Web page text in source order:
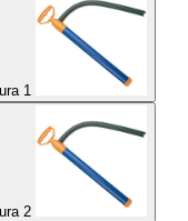
Trem pompa a mano in plastica 55 cm miniatura 1
Trem pompa a mano in plastica 55 cm miniatura 2